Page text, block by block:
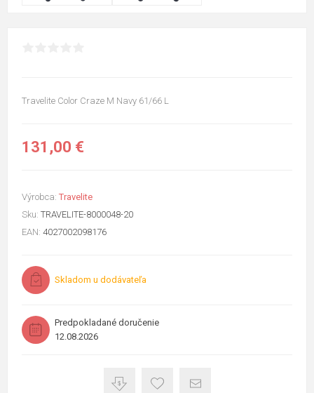
Travelite Color Craze M Navy 61/66 L
131,00 €
Výrobca: Travelite
Sku: TRAVELITE-8000048-20
EAN: 4027002098176
Skladom u dodávateľa
Predpokladané doručenie
12.08.2026